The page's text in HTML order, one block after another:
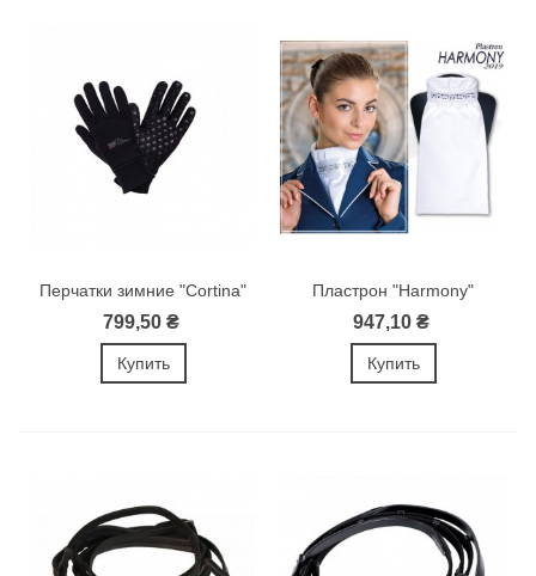
Перчатки зимние "Cortina"
799,50 ₴
Купить
Пластрон "Harmony"
947,10 ₴
Купить